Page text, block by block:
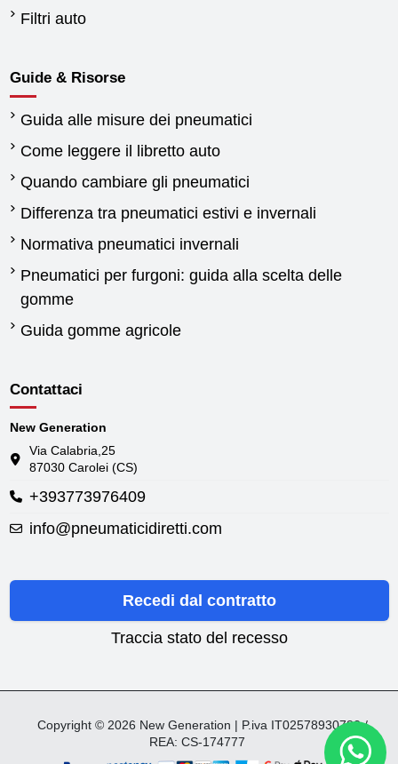
Filtri auto
Guide & Risorse
Guida alle misure dei pneumatici
Come leggere il libretto auto
Quando cambiare gli pneumatici
Differenza tra pneumatici estivi e invernali
Normativa pneumatici invernali
Pneumatici per furgoni: guida alla scelta delle
gomme
Guida gomme agricole
Contattaci
New Generation
Via Calabria,25
87030 Carolei (CS)
+393773976409
info@pneumaticidiretti.com
Recedi dal contratto
Traccia stato del recesso
Copyright © 2026 New Generation | P.iva IT02578930782 /
REA: CS-174777